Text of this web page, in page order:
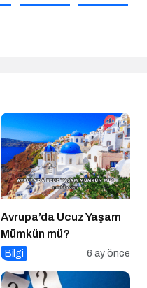
Avrupa’da Ucuz Yaşam
Mümkün mü?
Bilgi 6 ay önce